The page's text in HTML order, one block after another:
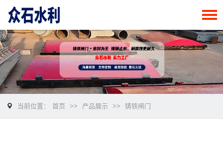
当前位置： 首页 >> 产品展示 >> 铸铁闸门